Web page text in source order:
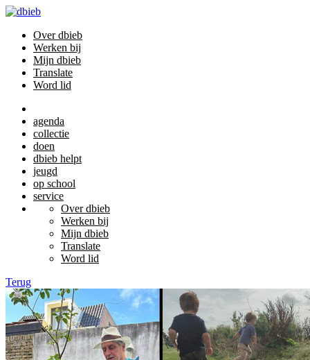
Over dbieb
Werken bij
Mijn dbieb
Translate
Word lid
agenda
collectie
doen
dbieb helpt
jeugd
op school
service
Over dbieb
Werken bij
Mijn dbieb
Translate
Word lid
Terug